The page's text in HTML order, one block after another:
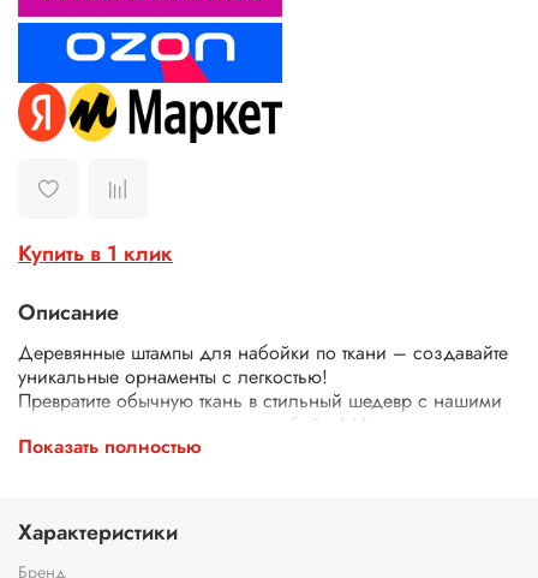
Купить в 1 клик
Описание
Деревянные штампы для набойки по ткани – создавайте
уникальные орнаменты с легкостью!
Превратите обычную ткань в стильный шедевр с нашими
деревянными штампами для набойки! Идеально
подходят для декора одежды, текстиля, сумок, скатертей
Экологичные – изготовлены из дерева.
Четкий оттиск – резные узоры и орнаменты гарантируют
аккуратный и красивый рисунок.
Показать полностью
Характеристики
Бренд